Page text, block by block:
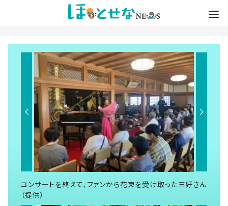
コンサートを終えて、ファンから花束を受け取った三好さん
（提供）